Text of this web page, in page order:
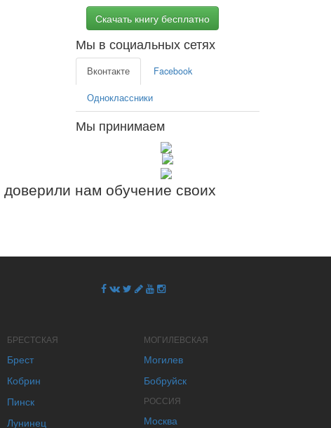
Скачать книгу бесплатно
Мы в социальных сетях
Вконтакте Facebook
Одноклассники
Мы принимаем
доверили нам обучение своих
БРЕСТСКАЯ
Брест
Кобрин
Пинск
Лунинец
МОГИЛЕВСКАЯ
Могилев
Бобруйск
РОССИЯ
Москва